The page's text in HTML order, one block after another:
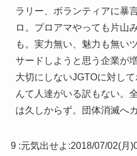
ラリー、ボランティアに暴
ロ。プロアマやっても片山
も。実力無い、魅力も無い
サードしようと思う企業が
大切にしないJGTOに対し
んて人達がいる訳もない。
は久しからず。団体消滅へ
9 :元気出せよ :2018/07/02(月